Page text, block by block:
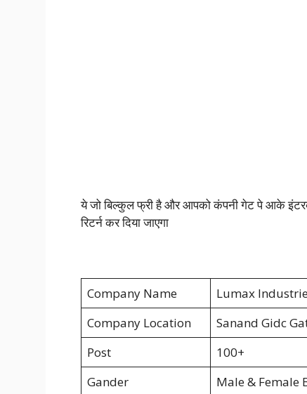
ये जो बिल्कुल फ्री है और आपको कंपनी गेट पे आके
रिटर्न कर दिया जाएगा
Company Name
Lumax
Company Location
Sanand Gidc
Post
100+
Gander
Male & Female